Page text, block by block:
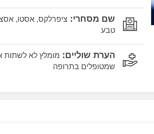
שם מסחרי: ציפרלקס, אסטו,
טבע
הערת שוליים: מומלץ לא לשתות
שמטופלים בתרופה